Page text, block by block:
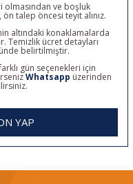
olmasından ve boşluk
talep öncesi teyit alınız.
altındaki konaklamalarda
Temizlik ücret detayları
belirtilmiştir.
gün seçenekleri için
Whatsapp üzerinden
YAP